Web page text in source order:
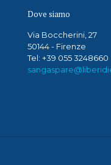
Dove siamo
Via Boccherini, 27
50144 - Firenze
Tel: +39 055 3248660